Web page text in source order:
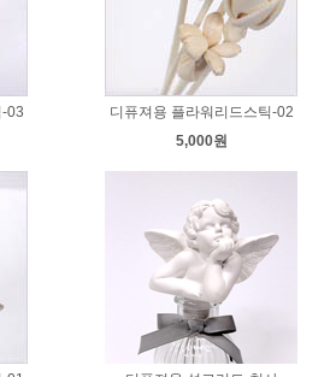
03
디퓨져용 플라워리드스틱-02
5,000원